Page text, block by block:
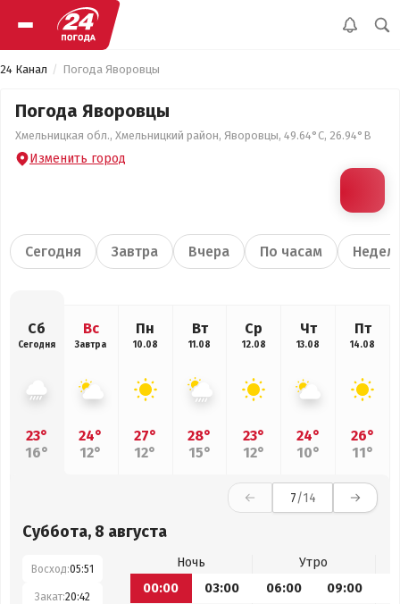
24 Канал Погода Яворовцы
Погода Яворовцы
Хмельницкая обл., Хмельницкий район, Яворовцы, 49.64°С, 26.94°В
Изменить город
Сегодня Завтра Вчера По часам
Сб
Сегодня
23°
16°
Вс
Завтра
24°
12°
Пн
10.08
27°
12°
Вт
11.08
28°
15°
Ср
12.08
23°
12°
Чт
13.08
24°
10°
Пт
14.08
26°
11°
7/14
Суббота, 8 августа
Восход:05:51
Закат:20:42
Ночь
Утро
00:00
03:00 06:00 09:00